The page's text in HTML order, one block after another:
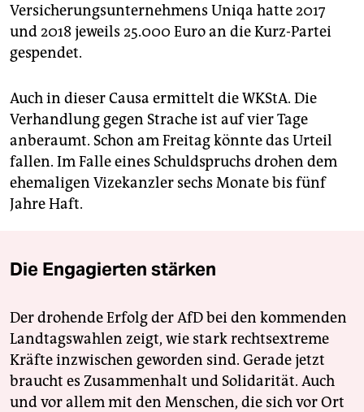
Versicherungsunternehmens Uniqa hatte 2017
und 2018 jeweils 25.000 Euro an die Kurz-Partei
gespendet.
Auch in dieser Causa ermittelt die WKStA. Die
Verhandlung gegen Strache ist auf vier Tage
anberaumt. Schon am Freitag könnte das Urteil
fallen. Im Falle eines Schuldspruchs drohen dem
ehemaligen Vizekanzler sechs Monate bis fünf
Jahre Haft.
Die Engagierten stärken
Der drohende Erfolg der AfD bei den kommenden
Landtagswahlen zeigt, wie stark rechtsextreme
Kräfte inzwischen geworden sind. Gerade jetzt
braucht es Zusammenhalt und Solidarität. Auch
und vor allem mit den Menschen, die sich vor Ort